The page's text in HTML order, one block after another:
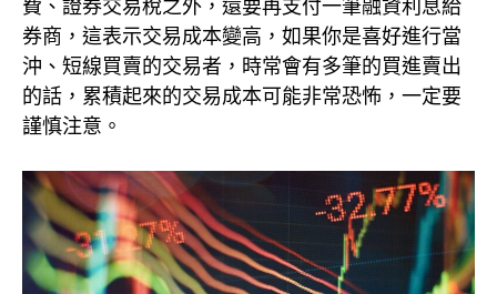
費、證券交易稅之外，還要再支付一筆融資利息給
券商，這表示交易成本變高，如果你是喜好進行當
沖、短線買賣的交易者，時常會有多筆的買進賣出
的話，累積起來的交易成本可能非常恐怖，一定要
謹慎注意。